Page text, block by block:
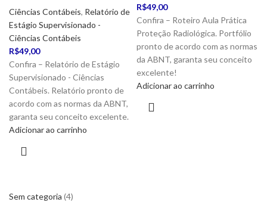
Sem categoria 4
Ciências Contábeis, Relatório de
Estágio Supervisionado -
Ciências Contábeis
R$49,00
Confira – Relatório de Estágio
Supervisionado - Ciências
Contábeis. Relatório pronto de
acordo com as normas da ABNT,
garanta seu conceito excelente.
Adicionar ao carrinho
R$49,00
Confira – Roteiro Aula Prática
Proteção Radiológica. Portfólio
pronto de acordo com as normas
da ABNT, garanta seu conceito
excelente!
Adicionar ao carrinho